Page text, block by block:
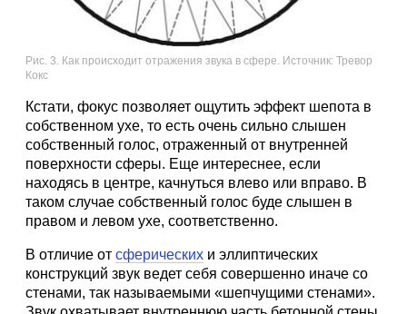
Рис. 3. Как происходит отражения звука в сфере. Источник: Тревор
Кокс
Кстати, фокус позволяет ощутить эффект шепота в
собственном ухе, то есть очень сильно слышен
собственный голос, отраженный от внутренней
поверхности сферы. Еще интереснее, если
находясь в центре, качнуться влево или вправо. В
таком случае собственный голос буде слышен в
правом и левом ухе, соответственно.
В отличие от сферических и эллиптических
конструкций звук ведет себя совершенно иначе со
стенами, так называемыми «шепчущими стенами».